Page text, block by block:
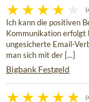
Ich kann die positiven
Kommunikation erfolgt
ungesicherte Email-
man sich mit der [...]
Bigbank Festgeld